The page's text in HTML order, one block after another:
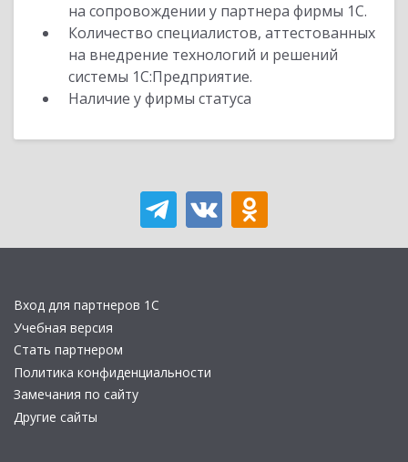
на сопровождении у партнера фирмы 1С.
Количество специалистов, аттестованных
на внедрение технологий и решений
системы 1С:Предприятие.
Наличие у фирмы статуса
Вход для партнеров 1С
Учебная версия
Стать партнером
Политика конфиденциальности
Замечания по сайту
Другие сайты